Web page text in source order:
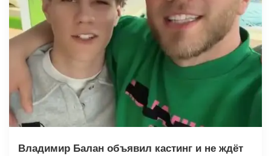
Владимир Балан объявил кастинг и не ждёт